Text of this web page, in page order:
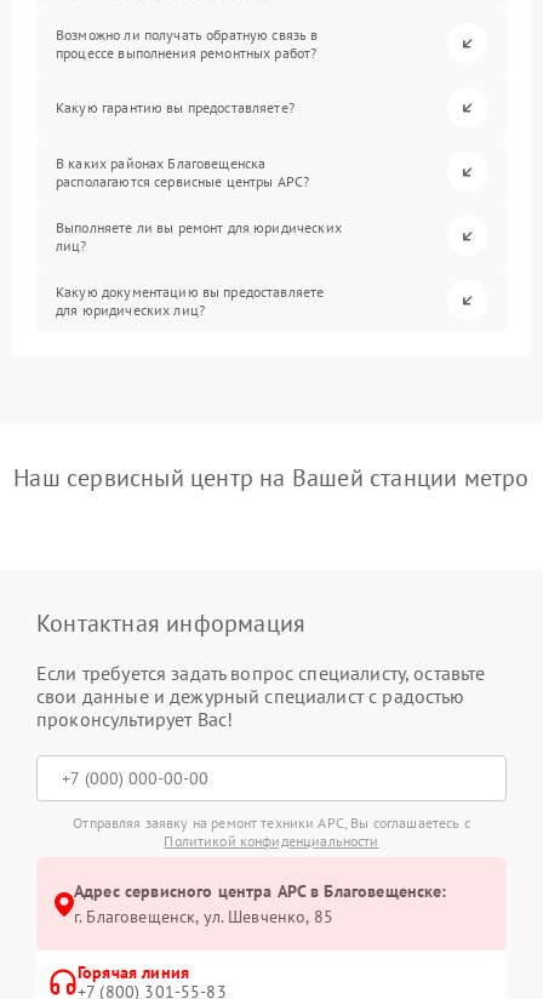
Возможно ли получать обратную связь в
процессе выполнения ремонтных работ?
Какую гарантию вы предоставляете?
В каких районах Благовещенска
располагаются сервисные центры APC?
Выполняете ли вы ремонт для юридических
лиц?
Какую документацию вы предоставляете
для юридических лиц?
Наш сервисный центр на Вашей станции метро
Контактная информация
Если требуется задать вопрос специалисту, оставьте
свои данные и дежурный специалист с радостью
проконсультирует Вас!
Отправляя заявку на ремонт техники APC, Вы соглашаетесь с
Политикой конфиденциальности
Адрес сервисного центра APC в Благовещенске:
г. Благовещенск, ул. Шевченко, 85
Горячая линия
+7 (800) 301-55-83